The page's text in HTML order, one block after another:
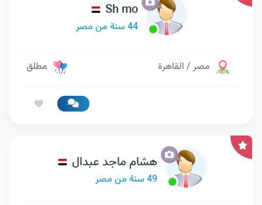
Sh mo
44 سنة من مصر
مصر / القاهرة مطلق
هشام ماجد عبدال
49 سنة من مصر